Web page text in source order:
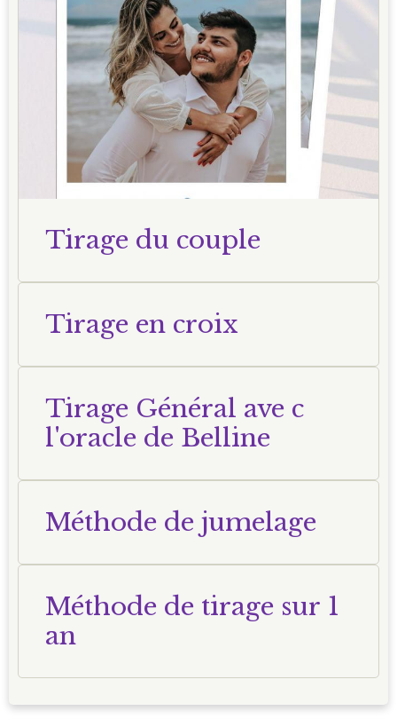
Tirage du couple
Tirage en croix
Tirage Général ave c
l'oracle de Belline
Méthode de jumelage
Méthode de tirage sur 1
an